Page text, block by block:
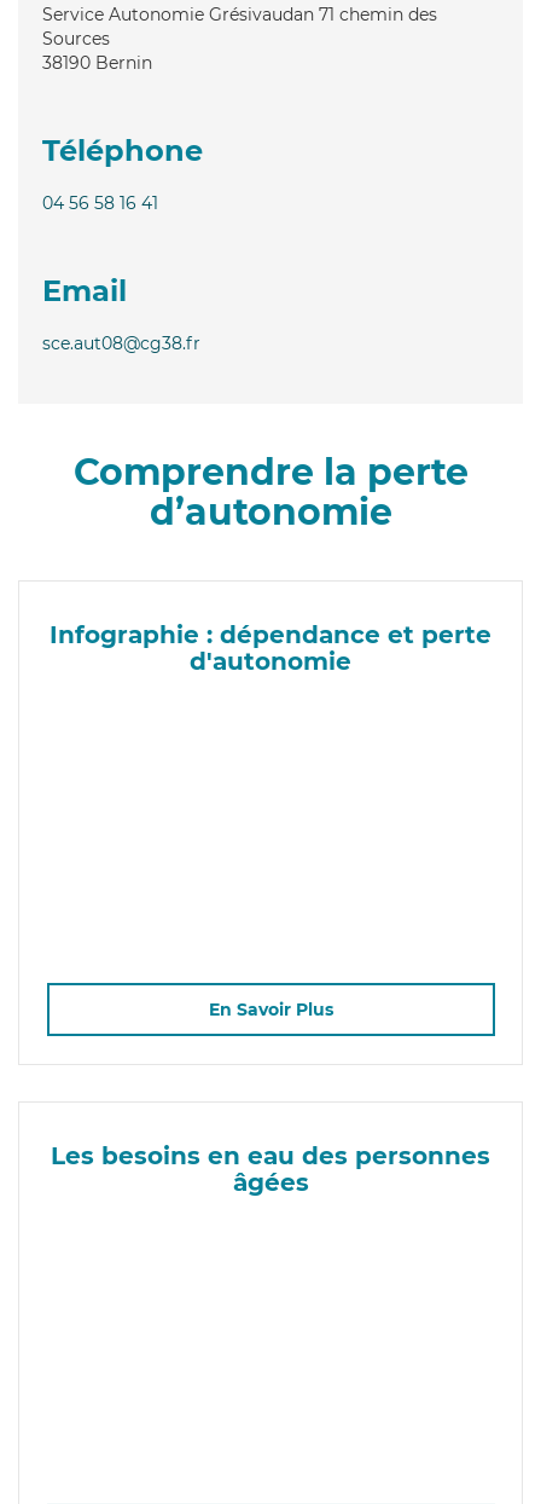
Service Autonomie Grésivaudan 71 chemin des
Sources
38190 Bernin
Téléphone
04 56 58 16 41
Email
sce.aut08@cg38.fr
Comprendre la perte
d’autonomie
Infographie : dépendance et perte
d'autonomie
En Savoir Plus
Les besoins en eau des personnes
âgées